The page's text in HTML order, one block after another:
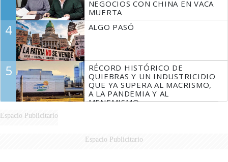
NEGOCIOS CON CHINA EN VACA
MUERTA
4 ALGO PASÓ
5
RÉCORD HISTÓRICO DE
QUIEBRAS Y UN INDUSTRICIDIO
QUE YA SUPERA AL MACRISMO,
A LA PANDEMIA Y AL
MENEMISMO
Espacio Publicitario
Espacio Publicitario